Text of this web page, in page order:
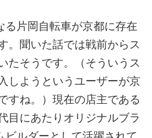
る片岡自転車が京都に存在
。聞いた話では戦前からス
たそうです。（そういうス
しようというユーザーが京
すね。）現在の店主である
目にあたりオリジナルブラ